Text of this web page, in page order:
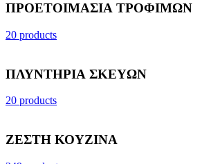
ΠΡΟΕΤΟΙΜΑΣΙΑ ΤΡΟΦΙΜΩΝ
20 products
ΠΛΥΝΤΗΡΙΑ ΣΚΕΥΩΝ
20 products
ΖΕΣΤΗ ΚΟΥΖΙΝΑ